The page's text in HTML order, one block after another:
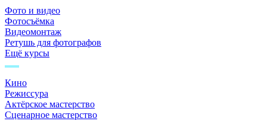
Фото и видео
Фотосъёмка
Видеомонтаж
Ретушь для фотографов
Ещё курсы
Кино
Режиссура
Актёрское мастерство
Сценарное мастерство